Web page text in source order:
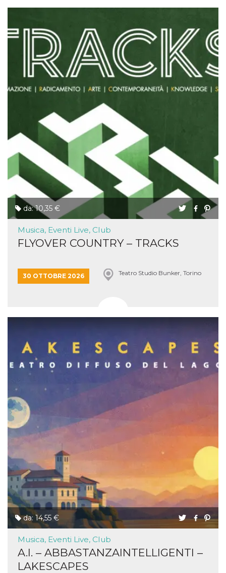
da: 10,35 €
Musica, Eventi Live, Club
FLYOVER COUNTRY – TRACKS
30 OTTOBRE 2026 Teatro Studio Bunker, Torino
da: 14,55 €
Musica, Eventi Live, Club
A.I. – ABBASTANZAINTELLIGENTI –
LAKESCAPES